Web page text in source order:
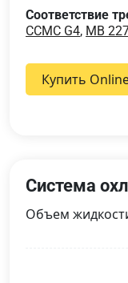
Соответствие
CCMC G4, MB
Купить
Система
Объем